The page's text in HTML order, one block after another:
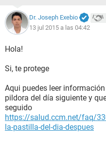
Dr. Joseph Exebio
13 jul 2015 a las 04:42
Hola!
Si, te protege
Aqui puedes leer
pildora del día siguiente y
seguido
https://salud.ccm.net/faq/
la-pastilla-del-dia-despues